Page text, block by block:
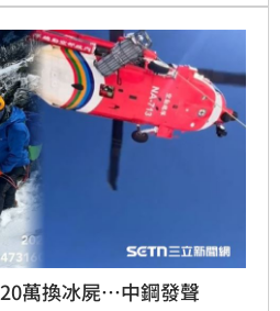
山友形容是「魔王坡」，若又
面將變得濕滑，即使有專業冰
遇到結冰或融雪，千萬不要冒
萬換冰屍…中鋼發聲